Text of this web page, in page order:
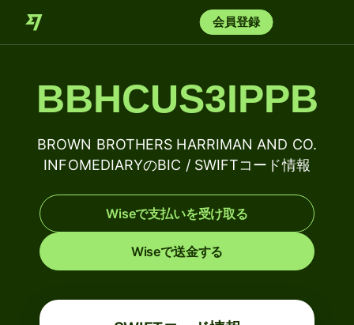
会員登録
BBHCUS3IPPB
BROWN BROTHERS HARRIMAN AND CO.
INFOMEDIARYのBIC / SWIFTコード情報
Wiseで支払いを受け取る
Wiseで送金する